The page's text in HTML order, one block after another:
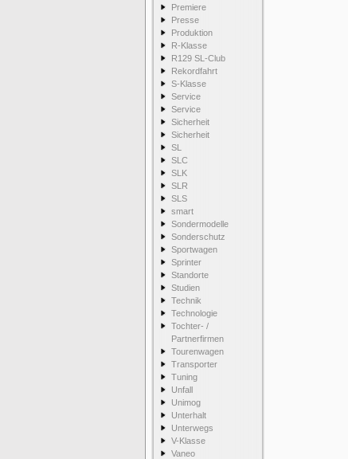
Premiere
Presse
Produktion
R-Klasse
R129 SL-Club
Rekordfahrt
S-Klasse
Service
Service
Sicherheit
Sicherheit
SL
SLC
SLK
SLR
SLS
smart
Sondermodelle
Sonderschutz
Sportwagen
Sprinter
Standorte
Studien
Technik
Technologie
Tochter- /
Partnerfirmen
Tourenwagen
Transporter
Tuning
Unfall
Unimog
Unterhalt
Unterwegs
V-Klasse
Vaneo